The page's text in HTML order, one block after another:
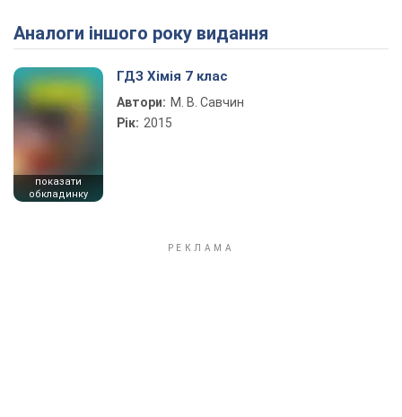
Play Video
Аналоги іншого року видання
показати
обкладинку
ГДЗ Хімія 7 клас
Автори: М. В. Савчин
Рік: 2015